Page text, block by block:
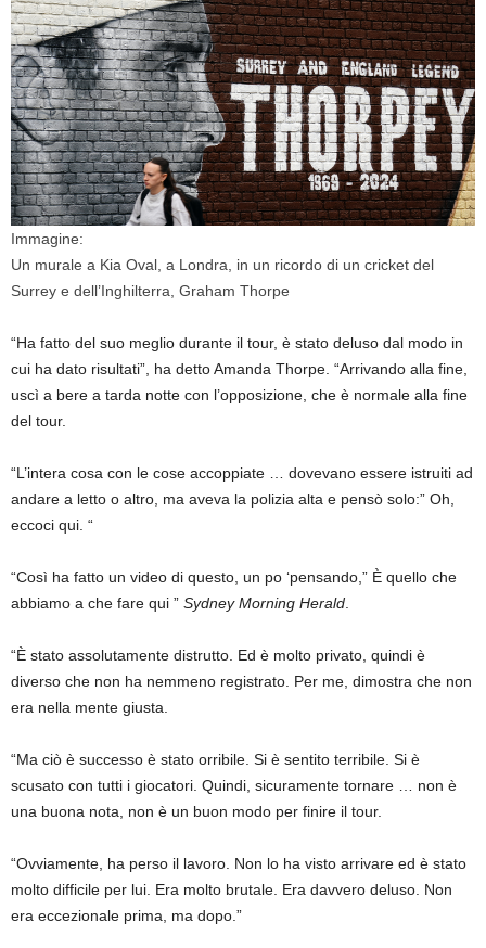
Immagine:
Un murale a Kia Oval, a Londra, in un ricordo di un cricket del
Surrey e dell’Inghilterra, Graham Thorpe
“Ha fatto del suo meglio durante il tour, è stato deluso dal modo in
cui ha dato risultati”, ha detto Amanda Thorpe. “Arrivando alla fine,
uscì a bere a tarda notte con l’opposizione, che è normale alla fine
del tour.
“L’intera cosa con le cose accoppiate … dovevano essere istruiti ad
andare a letto o altro, ma aveva la polizia alta e pensò solo:” Oh,
eccoci qui. “
“Così ha fatto un video di questo, un po ‘pensando,” È quello che
abbiamo a che fare qui ” Sydney Morning Herald
“È stato assolutamente distrutto. Ed è molto privato, quindi è
diverso che non ha nemmeno registrato. Per me, dimostra che non
era nella mente giusta.
“Ma ciò è successo è stato orribile. Si è sentito terribile. Si è
scusato con tutti i giocatori. Quindi, sicuramente tornare … non è
una buona nota, non è un buon modo per finire il tour.
“Ovviamente, ha perso il lavoro. Non lo ha visto arrivare ed è stato
molto difficile per lui. Era molto brutale. Era davvero deluso. Non
era eccezionale prima, ma dopo.”